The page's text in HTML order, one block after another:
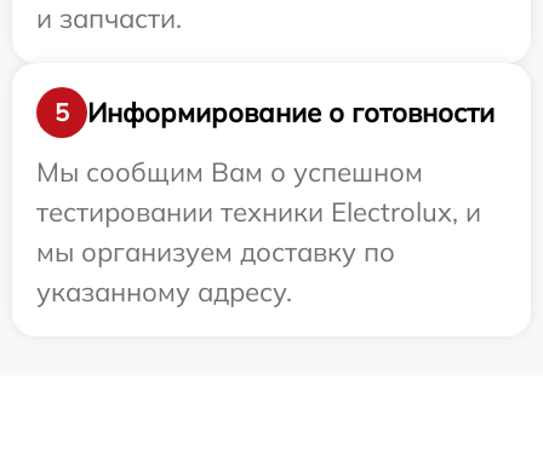
и запчасти.
5
Информирование о готовности
Мы сообщим Вам о успешном
тестировании техники Electrolux, и
мы организуем доставку по
указанному адресу.